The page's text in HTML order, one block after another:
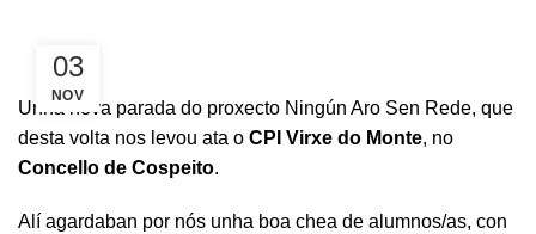
03
NOV
Unha nova parada do proxecto Ningún Aro Sen Rede, que
desta volta nos levou ata o CPI Virxe do Monte, no
Concello de Cospeito.
Alí agardaban por nós unha boa chea de alumnos/as, con